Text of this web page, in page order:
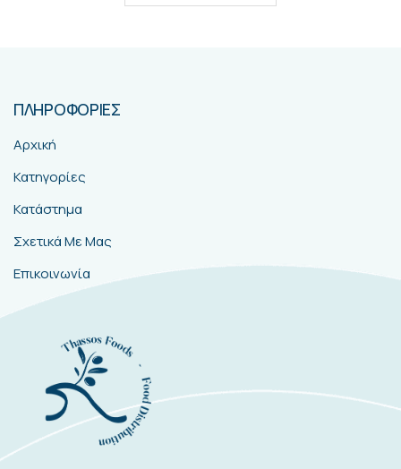
ΠΛΗΡΟΦΟΡΙΕΣ
Αρχική
Κατηγορίες
Κατάστημα
Σχετικά Με Μας
Επικοινωνία